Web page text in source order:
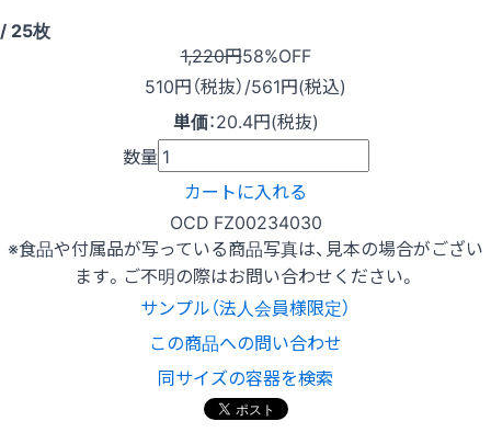
25枚
1,220円58%OFF
510円（税抜）/561円(税込)
単価：20.4円(税抜)
数量
カートに入れる
OCD FZ00234030
※食品や付属品が写っている商品写真は、見本の場合がござい
ます。ご不明の際はお問い合わせください。
サンプル（法人会員様限定）
この商品への問い合わせ
同サイズの容器を検索